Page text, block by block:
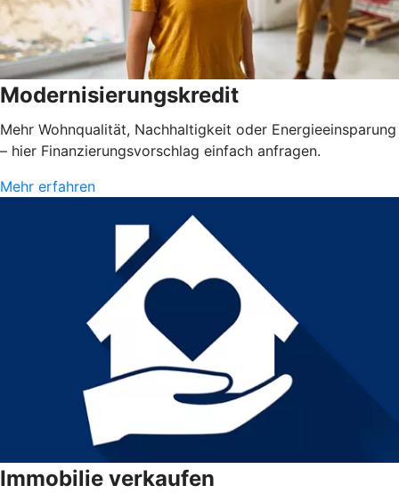
Modernisierungskredit
Mehr Wohnqualität, Nachhaltigkeit oder Energieeinsparung
– hier Finanzierungsvorschlag einfach anfragen.
Mehr erfahren
Immobilie verkaufen